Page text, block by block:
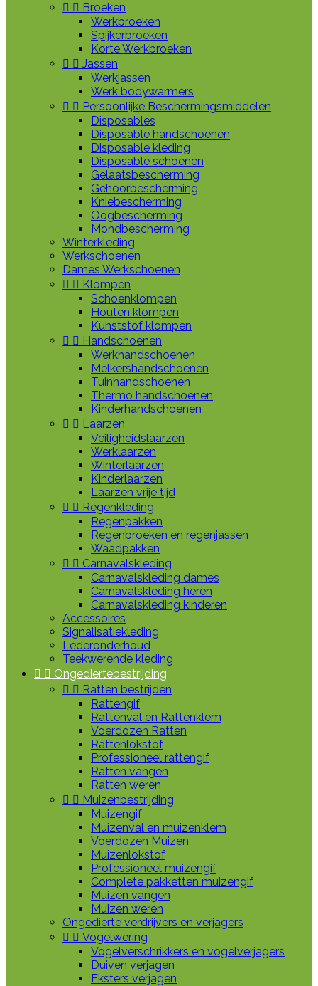
  Broeken
Werkbroeken
Spijkerbroeken
Korte Werkbroeken
  Jassen
Werkjassen
Werk bodywarmers
  Persoonlijke Beschermingsmiddelen
Disposables
Disposable handschoenen
Disposable kleding
Disposable schoenen
Gelaatsbescherming
Gehoorbescherming
Kniebescherming
Oogbescherming
Mondbescherming
Winterkleding
Werkschoenen
Dames Werkschoenen
  Klompen
Schoenklompen
Houten klompen
Kunststof klompen
  Handschoenen
Werkhandschoenen
Melkershandschoenen
Tuinhandschoenen
Thermo handschoenen
Kinderhandschoenen
  Laarzen
Veiligheidslaarzen
Werklaarzen
Winterlaarzen
Kinderlaarzen
Laarzen vrije tijd
  Regenkleding
Regenpakken
Regenbroeken en regenjassen
Waadpakken
  Carnavalskleding
Carnavalskleding dames
Carnavalskleding heren
Carnavalskleding kinderen
Accessoires
Signalisatiekleding
Lederonderhoud
Teekwerende kleding
  Ongediertebestrijding
  Ratten bestrijden
Rattengif
Rattenval en Rattenklem
Voerdozen Ratten
Rattenlokstof
Professioneel rattengif
Ratten vangen
Ratten weren
  Muizenbestrijding
Muizengif
Muizenval en muizenklem
Voerdozen Muizen
Muizenlokstof
Professioneel muizengif
Complete pakketten muizengif
Muizen vangen
Muizen weren
Ongedierte verdrijvers en verjagers
  Vogelwering
Vogelverschrikkers en vogelverjagers
Duiven verjagen
Eksters verjagen